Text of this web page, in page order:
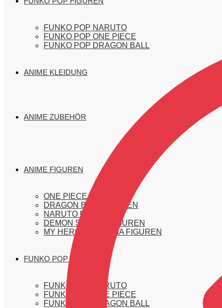
FUNKO POP NARUTO
FUNKO POP ONE PIECE
FUNKO POP DRAGON BALL
ANIME KLEIDUNG
ANIME ZUBEHÖR
ANIME FIGUREN
ONE PIECE FIGUREN
DRAGON BALL FIGUREN
NARUTO FIGUREN
DEMON SLAYER FIGUREN
MY HERO ACADEMIA FIGUREN
FUNKO POP FIGUREN
FUNKO POP NARUTO
FUNKO POP ONE PIECE
FUNKO POP DRAGON BALL